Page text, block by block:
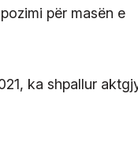
për masën e
ka shpallur